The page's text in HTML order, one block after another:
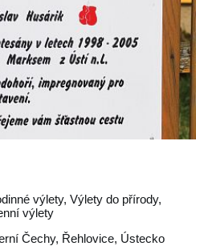
výlety, Výlety do přírody,
výlety
Čechy, Řehlovice, Ústecko